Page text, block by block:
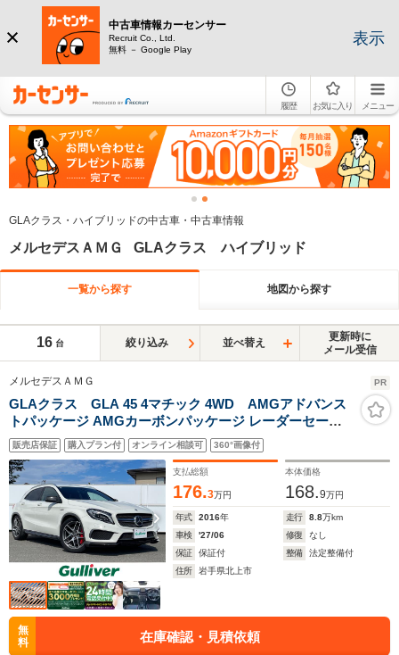
中古車情報カーセンサー
Recruit Co., Ltd.
無料 － Google Play
表示
履歴 お気に入り メニュー
GLAクラス・ハイブリッドの中古車・中古車情報
メルセデスＡＭＧ GLAクラス ハイブリッド
一覧から探す 地図から探す
16 台 絞り込み 並べ替え
更新時に
メール受信
メルセデスＡＭＧ PR
GLAクラス GLA 45 4マチック 4WD AMGアドバンス
トパッケージ AMGカーボンパッケージ レーダーセーフ
ティパッケージ AMGパフォーマンスシート
harman/kardonロジック7サラウンドサウンドシステム ア
ルミルーフレール
販売店保証 購入プラン付 オンライン相談可 360°画像付
支払総額
176.3万円
本体価格
168.9万円
年式 2016年 走行 8.8万km
車検
'27/06 修復
なし
保証
保証付 整備
法定整備付
住所
岩手県北上市
無
料
在庫確認・見積依頼